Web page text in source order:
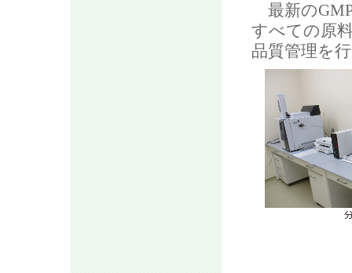
最新の
すべての原
品質管理を